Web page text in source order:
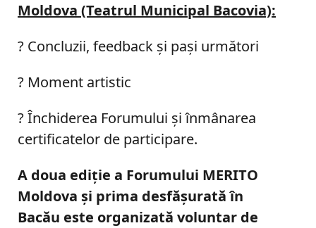
Moldova (Teatrul Municipal Bacovia):
? Concluzii, feedback şi paşi următori
? Moment artistic
? Închiderea Forumului şi înmânarea
certificatelor de participare.
A doua ediţie a Forumului MERITO
Moldova şi prima desfăşurată în
Bacău este organizată voluntar de